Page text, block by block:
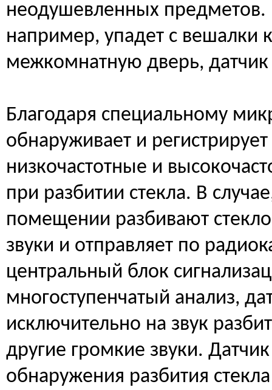
неодушевленных
например, упадет с вешалки
межкомнатную дверь, датчик
Благодаря специальному
обнаруживает и
низкочастотные и
при разбитии стекла. В
помещении разбивают
звуки и отправляет по
центральный блок
многоступенчатый анализ,
исключительно на звук
другие громкие звуки.
обнаружения разбития